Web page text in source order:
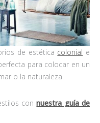
de estética colonial e
para colocar en un
o la naturaleza.
connuestra guía de